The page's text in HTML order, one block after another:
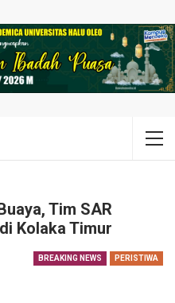
Tim SAR
Kolaka Timur
BREAKING NEWS PERISTIWA